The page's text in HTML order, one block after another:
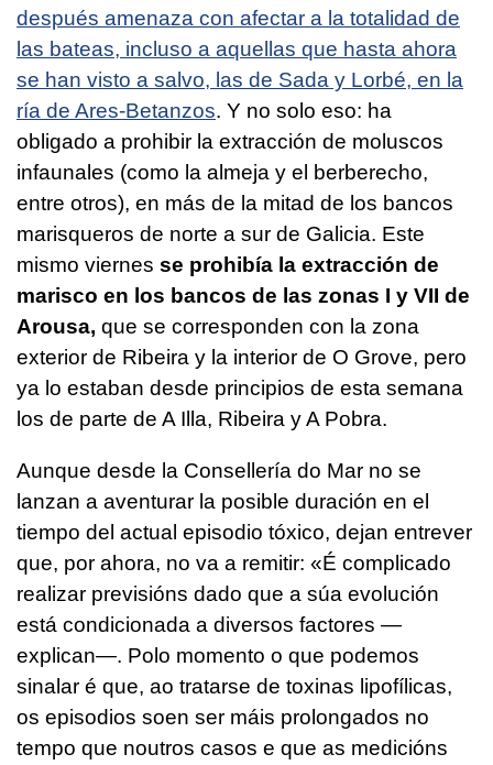
después amenaza con afectar a la totalidad de
las bateas, incluso a aquellas que hasta ahora
se han visto a salvo, las de Sada y Lorbé, en la
ría de Ares-Betanzos. Y no solo eso: ha
obligado a prohibir la extracción de moluscos
infaunales (como la almeja y el berberecho,
entre otros), en más de la mitad de los bancos
marisqueros de norte a sur de Galicia. Este
mismo viernes se prohibía la extracción de
marisco en los bancos de las zonas I y VII de
Arousa, que se corresponden con la zona
exterior de Ribeira y la interior de O Grove, pero
ya lo estaban desde principios de esta semana
los de parte de A Illa, Ribeira y A Pobra.
Aunque desde la Consellería do Mar no se
lanzan a aventurar la posible duración en el
tiempo del actual episodio tóxico, dejan entrever
que, por ahora, no va a remitir: «É complicado
realizar previsións dado que a súa evolución
está condicionada a diversos factores —
explican—. Polo momento o que podemos
sinalar é que, ao tratarse de toxinas lipofílicas,
os episodios soen ser máis prolongados no
tempo que noutros casos e que as medicións